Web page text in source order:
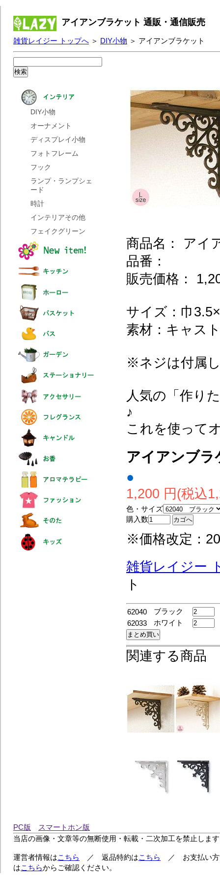
アイアンブラケット 通販・通信販売
雑貨レイジー トップへ ＞ DIY小物 ＞ アイアンブラケット
商品名： アイ
品番：
販売価格：
サイズ：巾
素材：キャス
※ネジは付属
人気の「作り
♪
これを使って
アイアンブラ
●
1,200 円(税込
色・サイズ
購入数
※価格改定：
雑貨レイジー
ト
62040
ブラック
62033
ホワイト
関連する商品
DIY小物
オーナメント
ディスプレイ小物
フォトフレーム
フック
ランプ・ランプシェ
ード
時計
インテリアその他
フェイクグリーン
PC版
スマートホン版
当店の画像・文章等の無断使用・転載・二次加工を禁止しま
運営者情報はこちら ／ 返品特約はこちら
／ お支払い方
はこちらからご確認ください。